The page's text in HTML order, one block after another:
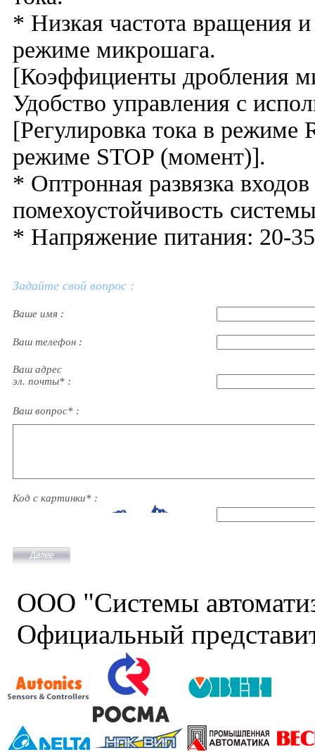
* Низкая частота вращения
режиме микрошага.
[Коэффициенты дробления
Удобство управления с
[Регулировка тока в режиме
режиме STOP (момент)].
* Оптронная развязка
помехоустойчивость
* Напряжение питания: 20-
Задайте свой вопрос :
Ваше имя :
Ваш телефон :
Ваш адрес
эл. почты* :
Ваш вопрос* :
Код с картинки* :
ООО "Системы
Официальный